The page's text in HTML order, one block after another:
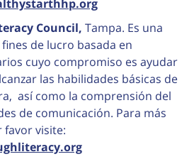
Council, Tampa. Es una
de lucro basada en
cuyo compromiso es ayudar
las habilidades básicas de
así como la comprensión del
de comunicación. Para más
visite: